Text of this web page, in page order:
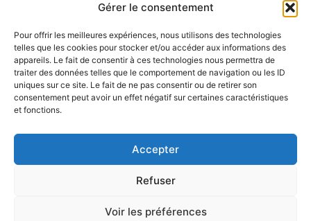
Gérer le consentement
Pour offrir les meilleures expériences, nous utilisons des technologies
telles que les cookies pour stocker et/ou accéder aux informations des
appareils. Le fait de consentir à ces technologies nous permettra de
traiter des données telles que le comportement de navigation ou les ID
uniques sur ce site. Le fait de ne pas consentir ou de retirer son
consentement peut avoir un effet négatif sur certaines caractéristiques
et fonctions.
Accepter
Refuser
Voir les préférences
Thomas Frank Hopper : Un Musicien Voyageur
18 mars 2024